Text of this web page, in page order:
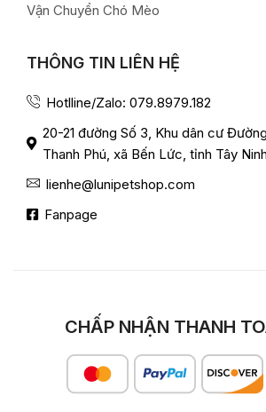
Vận Chuyển Chó Mèo
THÔNG TIN LIÊN HỆ
Hotlline/Zalo: 079.8979.182
20-21 đường Số 3, Khu dân cư
Thanh Phú, xã Bến Lức, tỉnh Tây
lienhe@lunipetshop.com
Fanpage
CHẤP NHẬN THANH